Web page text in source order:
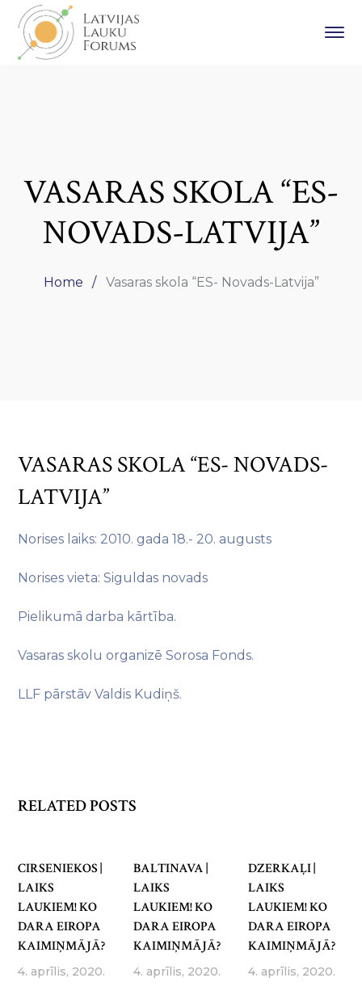
VASARAS SKOLA “ES-
NOVADS-LATVIJA”
Home Vasaras skola “ES- Novads-Latvija”
VASARAS SKOLA “ES- NOVADS-
LATVIJA”
Norises laiks: 2010. gada 18.- 20. augusts
Norises vieta: Siguldas novads
Pielikumā darba kārtība.
Vasaras skolu organizē Sorosa Fonds.
LLF pārstāv Valdis Kudiņš.
RELATED POSTS
CIRSENIEKOS |
LAIKS
LAUKIEM! KO
DARA EIROPA
KAIMIŅMĀJĀ?
4. aprīlis, 2020.
BALTINAVA |
LAIKS
LAUKIEM! KO
DARA EIROPA
KAIMIŅMĀJĀ?
4. aprīlis, 2020.
DZERKAĻI |
LAIKS
LAUKIEM! KO
DARA EIROPA
KAIMIŅMĀJĀ?
4. aprīlis, 2020.